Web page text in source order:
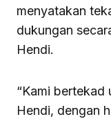
menyatakan
dukungan
Hendi.
“Kami bertekad
Hendi, dengan